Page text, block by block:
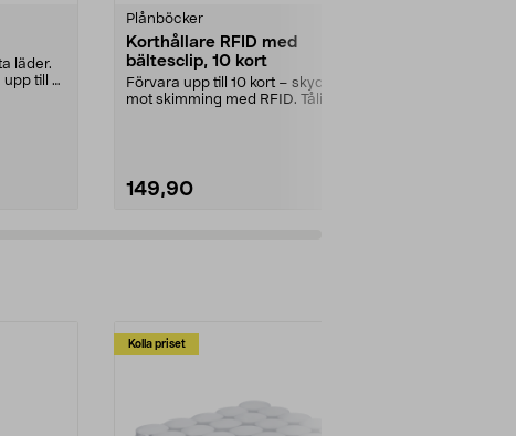
läder.
upp till 8
Plånböcker
Korthållare RFID med
bältesclip, 10 kort
Förvara upp till 10 kort – skyddat
mot skimming med RFID. Tålig
149,90
Kolla priset